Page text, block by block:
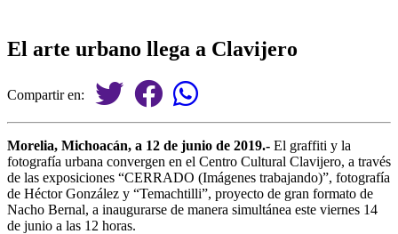
El arte urbano llega a Clavijero
Compartir en:
Morelia, Michoacán, a 12 de junio de 2019.- El graffiti y la
fotografía urbana convergen en el Centro Cultural Clavijero, a través
de las exposiciones “CERRADO (Imágenes trabajando)”, fotografía
de Héctor González y “Temachtilli”, proyecto de gran formato de
Nacho Bernal, a inaugurarse de manera simultánea este viernes 14
de junio a las 12 horas.